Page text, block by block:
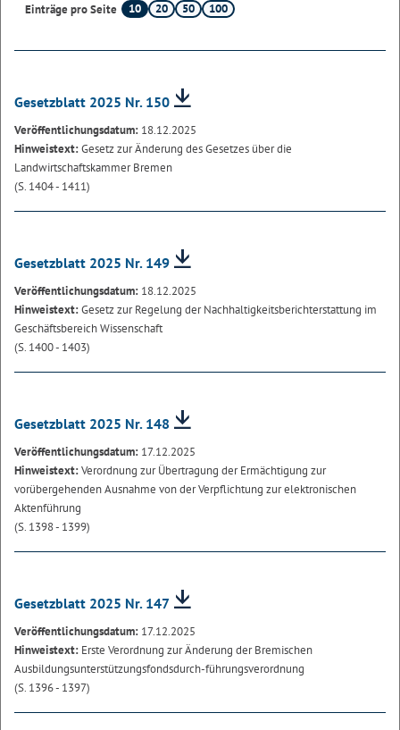
Einträge pro Seite
10 20 50 100
Gesetzblatt 2025 Nr. 150
Veröffentlichungsdatum: 18.12.2025
Hinweistext:Gesetz zur Änderung des Gesetzes über die
Landwirtschaftskammer Bremen
(S. 1404 - 1411)
Gesetzblatt 2025 Nr. 149
Veröffentlichungsdatum: 18.12.2025
Hinweistext:Gesetz zur Regelung der Nachhaltigkeitsberichterstattung im
Geschäftsbereich Wissenschaft
(S. 1400 - 1403)
Gesetzblatt 2025 Nr. 148
Veröffentlichungsdatum: 17.12.2025
Hinweistext:Verordnung zur Übertragung der Ermächtigung zur
vorübergehenden Ausnahme von der Verpflichtung zur elektronischen
Aktenführung
(S. 1398 - 1399)
Gesetzblatt 2025 Nr. 147
Veröffentlichungsdatum: 17.12.2025
Hinweistext: Erste Verordnung zur Änderung der Bremischen
Ausbildungsunterstützungsfondsdurch-führungsverordnung
(S. 1396 - 1397)